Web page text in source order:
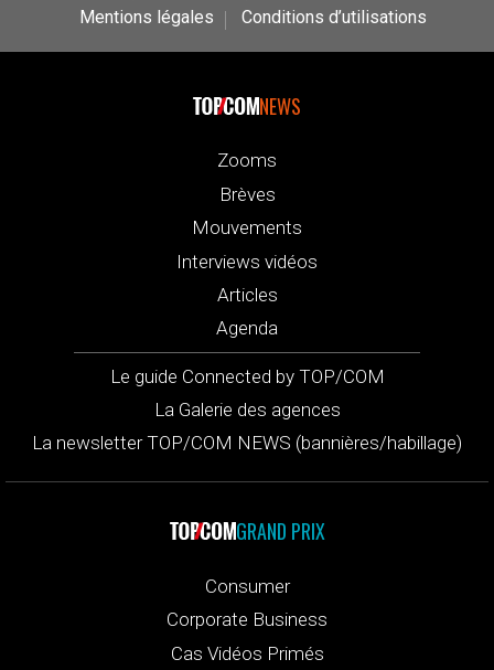
Mentions légales
Conditions d’utilisations
NEWS
Zooms
Brèves
Mouvements
Interviews vidéos
Articles
Agenda
Le guide Connected by TOP/COM
La Galerie des agences
La newsletter TOP/COM NEWS (bannières/habillage)
GRAND PRIX
Consumer
Corporate Business
Cas Vidéos Primés